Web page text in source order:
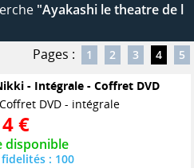
"Ayakashi le theatre de l
Pages :
1 2 3 4 5
- Intégrale - Coffret DVD
DVD - intégrale
€
disponible
: 100